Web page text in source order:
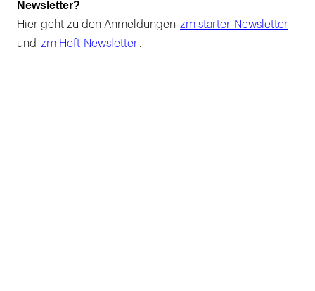
Newsletter?
Hier geht zu den Anmeldungen zm starter-Newsletter
und zm Heft-Newsletter .